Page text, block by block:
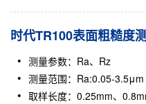
时代TR100表面粗糙度
测量参数：Ra、Rz
测量范围：Ra:0.05-
取样长度：0.25mm、